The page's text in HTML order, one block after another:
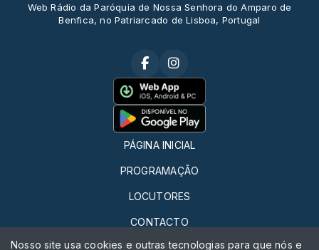
Web Rádio da Paróquia de Nossa Senhora do Amparo de
Benfica, no Patriarcado de Lisboa, Portugal
PÁGINA INICIAL
PROGRAMAÇÃO
LOCUTORES
CONTACTO
QUERO FAZER RÁDIO
Nosso site usa cookies e outras tecnologias para que nós e